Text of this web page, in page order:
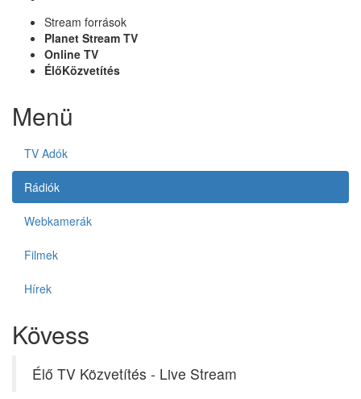
Stream források
Planet Stream TV
Online TV
ÉlőKözvetítés
Menü
TV Adók
Rádiók
Webkamerák
Filmek
Hírek
Kövess
Élő TV Közvetítés - Live Stream